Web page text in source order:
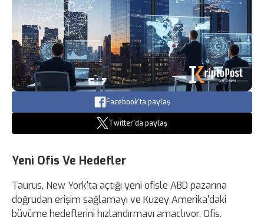
Facebook'ta paylaş
Twitter'da paylaş
Yeni Ofis Ve Hedefler
Taurus, New York'ta açtığı yeni ofisle ABD pazarına
doğrudan erişim sağlamayı ve Kuzey Amerika'daki
büyüme hedeflerini hızlandırmayı amaçlıyor. Ofis,